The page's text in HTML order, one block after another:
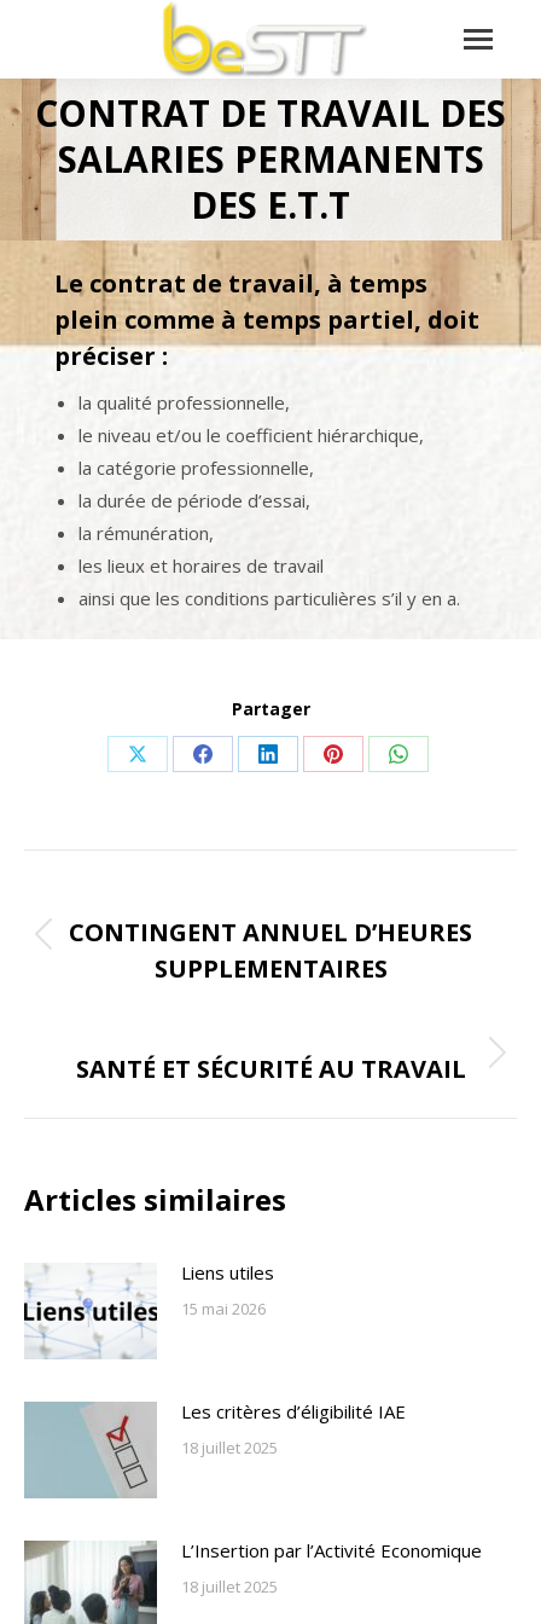
CONTRAT DE TRAVAIL DES
SALARIES PERMANENTS
DES E.T.T
Vous êtes ici :
Le contrat de travail, à temps
plein comme à temps partiel, doit
préciser :
la qualité professionnelle,
le niveau et/ou le coefficient hiérarchique,
la catégorie professionnelle,
la durée de période d’essai,
la rémunération,
les lieux et horaires de travail
ainsi que les conditions particulières s’il y en a.
Partager
Share
X
Share
Facebook
Share
LinkedIn
Share
Pinterest
Share
WhatsApp
de
commentaire
Onglet
précédent
CONTINGENT ANNUEL D’HEURES
SUPPLEMENTAIRES
Onglet
SANTÉ ET SÉCURITÉ AU TRAVAIL
Articles similaires
Liens utiles
15 mai 2026
Les critères d’éligibilité IAE
18 juillet 2025
L’Insertion par l’Activité Economique
18 juillet 2025